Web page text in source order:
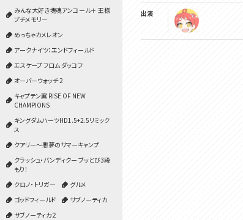
みんな大好き塊魂アンコール＋ 王様
プチメモリー
めっちゃカメレオン
アークナイツ：エンドフィールド
エスケープ フロム ダッコフ
オーバーウォッチ 2
キャプテン翼 RISE OF NEW
CHAMPIONS
キングダムハーツHD1.5+2.5リミック
ス
クアリー～悪夢のサマーキャンプ
クラッシュ・バンディクー ブッとび3段
もり！
クロノ・トリガー
グルメ
ゴッドフィールド
サブノーティカ
サブノーティカ２
出演